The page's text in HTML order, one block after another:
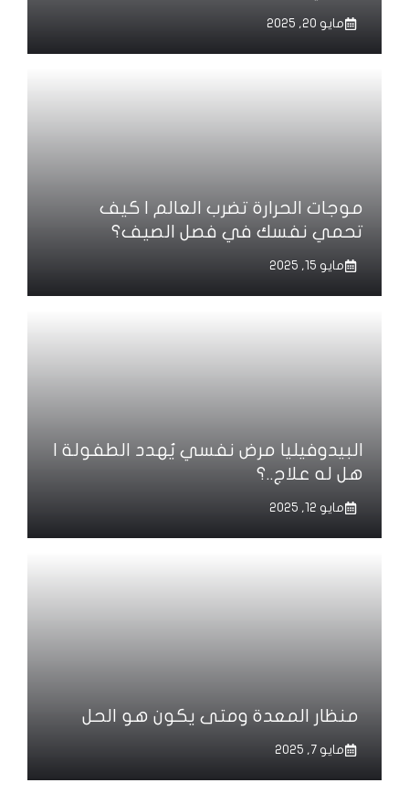
مايو 20, 2025
موجات الحرارة تضرب العالم | كيف
تحمي نفسك في فصل الصيف؟
مايو 15, 2025
البيدوفيليا مرض نفسي يُهدد الطفولة |
هل له علاج..؟
مايو 12, 2025
منظار المعدة ومتى يكون هو الحل
مايو 7, 2025